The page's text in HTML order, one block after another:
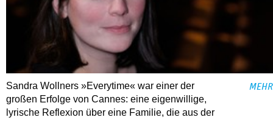
Sandra Wollners »Everytime« war einer der
großen Erfolge von Cannes: eine eigenwillige,
lyrische Reflexion über eine ­Familie, die aus der
MEHR